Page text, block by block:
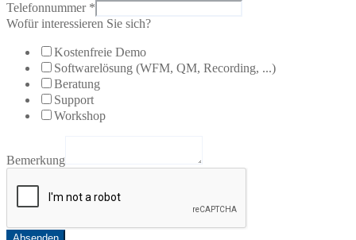
Telefonnummer *
Wofür interessieren Sie sich?
Kostenfreie Demo
Softwarelösung (WFM, QM, Recording, ...)
Beratung
Support
Workshop
Bemerkung